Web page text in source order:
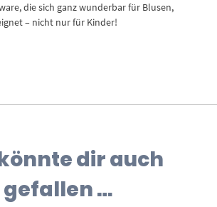
die sich ganz wunderbar für Blusen,
– nicht nur für Kinder!
dir auch
gefallen …